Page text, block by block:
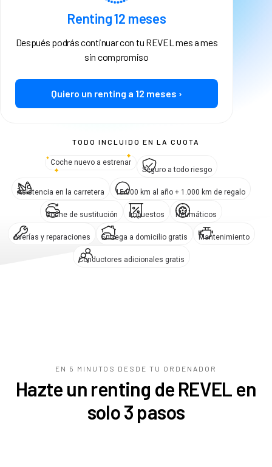
Renting 12 meses
Después podrás continuar con tu REVEL mes a mes
sin compromiso
Quiero un renting a 12 meses ›
TODO INCLUIDO EN LA CUOTA
Coche nuevo a estrenar
Seguro a todo riesgo
Asistencia en la carretera 15.000 km al año + 1.000 km de regalo
Coche de sustitución Impuestos Neumáticos
Averías y reparaciones Entrega a domicilio gratis Mantenimiento
Conductores adicionales gratis
EN 5 MINUTOS DESDE TU ORDENADOR
Hazte un renting de REVEL en
solo 3 pasos